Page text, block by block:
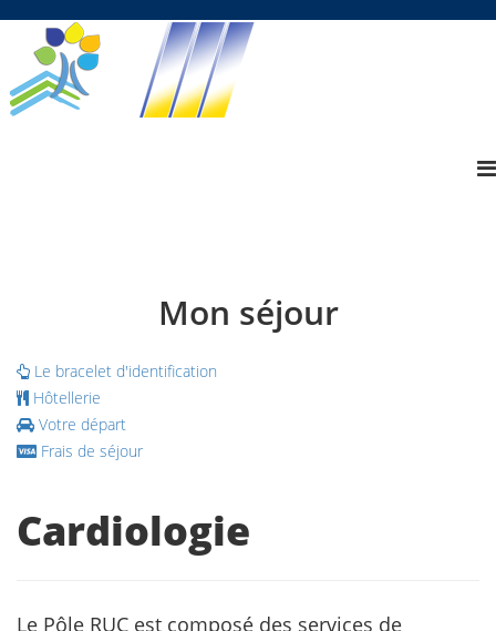
Mon séjour
Le bracelet d'identification
Hôtellerie
Votre départ
Frais de séjour
Cardiologie
Le Pôle RUC est composé des services de